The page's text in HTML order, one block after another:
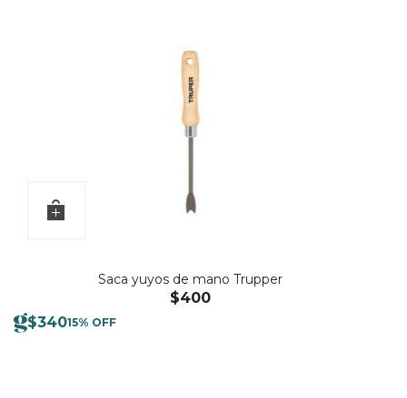
Saca yuyos de mano Trupper
$400
$34015% OFF